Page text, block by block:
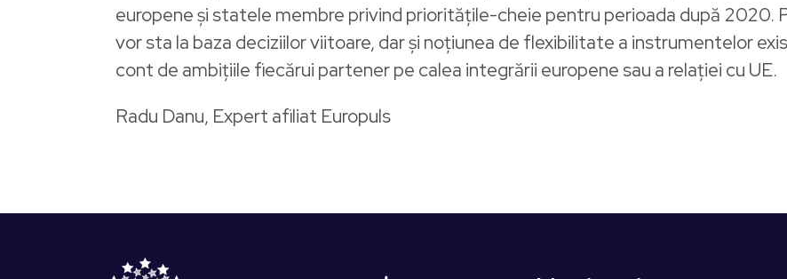
europene și statele membre privind prioritățile-cheie pentru perioada după 2020.
vor sta la baza deciziilor viitoare, dar și noțiunea de flexibilitate a instrumentelor
cont de ambițiile fiecărui partener pe calea integrării europene sau a relației cu UE.
Radu Danu, Expert afiliat Europuls